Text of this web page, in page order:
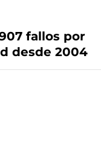
fallos por
desde 2004